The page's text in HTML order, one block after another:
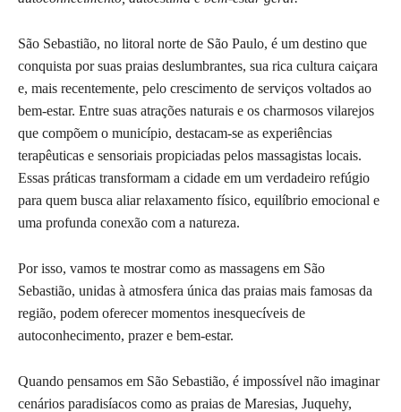
São Sebastião, no litoral norte de São Paulo, é um destino que
conquista por suas praias deslumbrantes, sua rica cultura caiçara
e, mais recentemente, pelo crescimento de serviços voltados ao
bem-estar. Entre suas atrações naturais e os charmosos vilarejos
que compõem o município, destacam-se as experiências
terapêuticas e sensoriais propiciadas pelos massagistas locais.
Essas práticas transformam a cidade em um verdadeiro refúgio
para quem busca aliar relaxamento físico, equilíbrio emocional e
uma profunda conexão com a natureza.
Por isso, vamos te mostrar como as massagens em São
Sebastião, unidas à atmosfera única das praias mais famosas da
região, podem oferecer momentos inesquecíveis de
autoconhecimento, prazer e bem-estar.
Quando pensamos em São Sebastião, é impossível não imaginar
cenários paradisíacos como as praias de Maresias, Juquehy,